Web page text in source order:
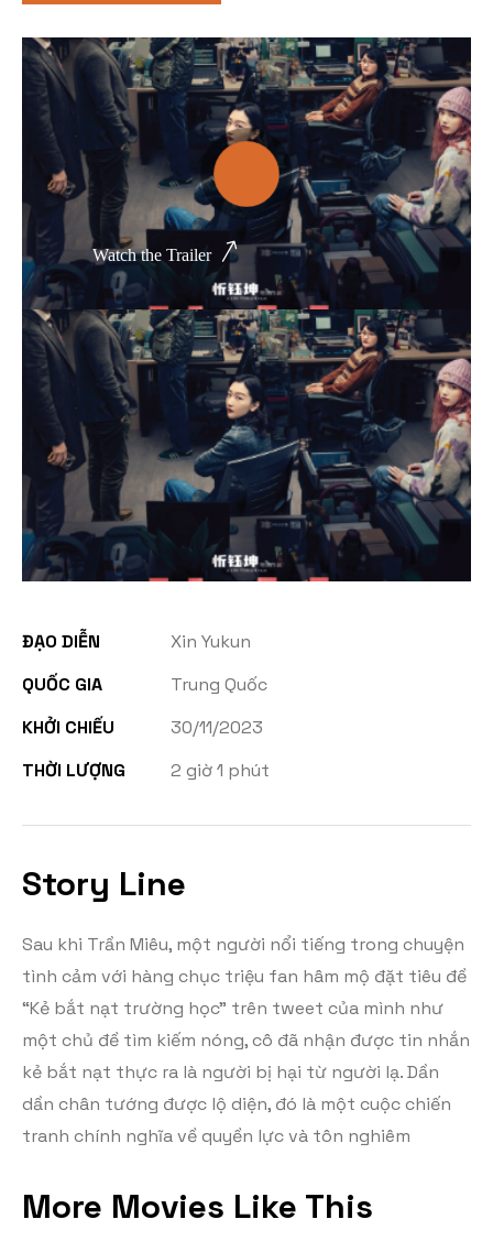
Thể loại phim
Phim kinh dị
Hài hước
Hoạt hình
Hành động
Tình cảm
Việt Nam
Watch the Trailer
ĐẠO DIỄN
Xin Yukun
QUỐC GIA
Trung Quốc
KHỞI CHIẾU
30/11/2023
THỜI LƯỢNG
2 giờ 1 phút
Story Line
Sau khi Trần Miêu, một người nổi tiếng trong chuyện
tình cảm với hàng chục triệu fan hâm mộ đặt tiêu đề
“Kẻ bắt nạt trường học” trên tweet của mình như
một chủ đề tìm kiếm nóng, cô đã nhận được tin nhắn
kẻ bắt nạt thực ra là người bị hại từ người lạ. Dần
dần chân tướng được lộ diện, đó là một cuộc chiến
tranh chính nghĩa về quyền lực và tôn nghiêm
More Movies Like This